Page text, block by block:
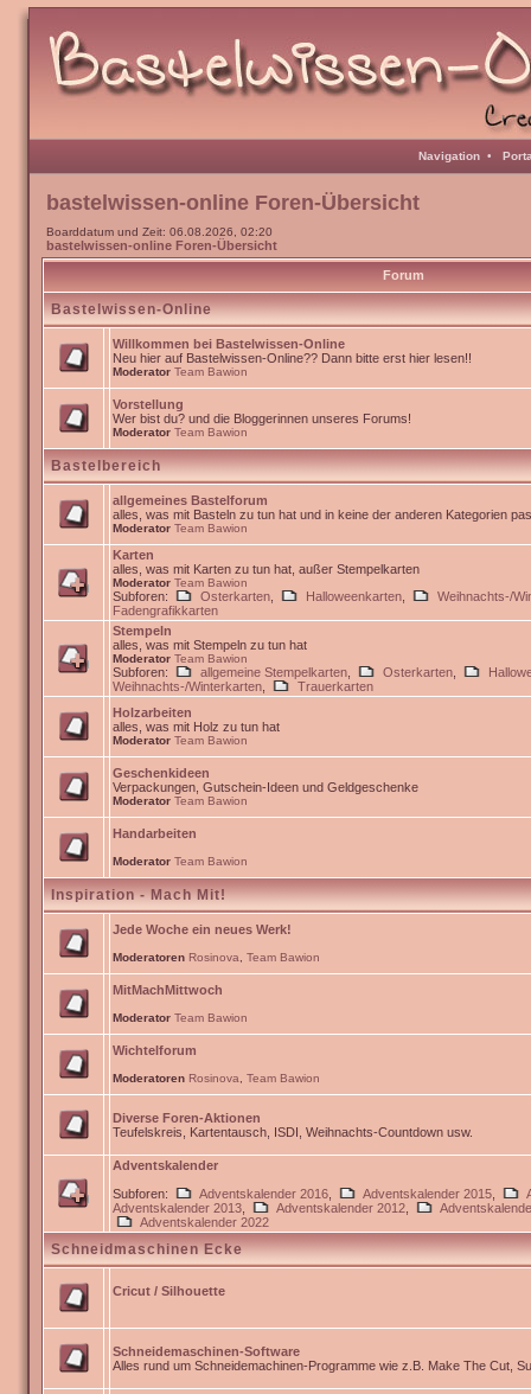
Navigation •
bastelwissen-online Foren-Übersicht
Boarddatum und Zeit: 06.08.2026, 02:20
bastelwissen-online Foren-Übersicht
Forum
Bastelwissen-Online
Willkommen bei Bastelwissen-Online
Neu hier auf Bastelwissen-Online?? Dann bitte erst hier lesen!!
Moderator Team Bawion
Vorstellung
Wer bist du? und die Bloggerinnen unseres Forums!
Moderator Team Bawion
Bastelbereich
allgemeines Bastelforum
alles, was mit Basteln zu tun hat und in keine der anderen Kategorien
Moderator Team Bawion
Karten
alles, was mit Karten zu tun hat, außer Stempelkarten
Moderator Team Bawion
Subforen: Osterkarten Halloweenkarten
Weihnachts-/
Fadengrafikkarten
Stempeln
alles, was mit Stempeln zu tun hat
Moderator Team Bawion
Subforen: allgemeine Stempelkarten Osterkarten
Weihnachts-/Winterkarten
Trauerkarten
Holzarbeiten
alles, was mit Holz zu tun hat
Moderator Team Bawion
Geschenkideen
Verpackungen, Gutschein-Ideen und Geldgeschenke
Moderator Team Bawion
Handarbeiten
Moderator Team Bawion
Inspiration - Mach Mit!
Jede Woche ein neues Werk!
Moderatoren Rosinova Team Bawion
MitMachMittwoch
Moderator Team Bawion
Wichtelforum
Moderatoren Rosinova Team Bawion
Diverse Foren-Aktionen
Teufelskreis, Kartentausch, ISDI, Weihnachts-Countdown usw.
Adventskalender
Subforen:
Adventskalender 2016 Adventskalender 2015
Adventskalender 2013
Adventskalender 2012
Adventskalender 2022
Schneidmaschinen Ecke
Cricut / Silhouette
Schneidemaschinen-Software
Alles rund um Schneidemachinen-Programme wie z.B. Make The Cut,